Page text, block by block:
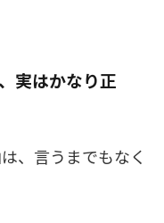
実はかなり正
、言うまでもなく